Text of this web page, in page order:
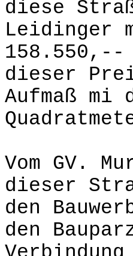
diese
Leidinger
158.550,--
dieser
Aufmaß
Vom GV.
dieser
den
den